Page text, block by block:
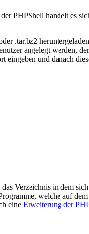
PHPShell handelt es
.tar.bz2
angelegt werden,
eingeben und danach
Verzeichnis in dem
welche auf
eine Erweiterung der